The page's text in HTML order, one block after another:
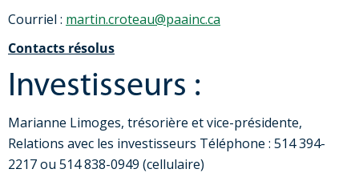
Courriel : martin.croteau@paainc.ca
Contacts résolus
Investisseurs :
Marianne Limoges, trésorière et vice-présidente,
Relations avec les investisseurs Téléphone : 514 394-
2217 ou 514 838-0949 (cellulaire)